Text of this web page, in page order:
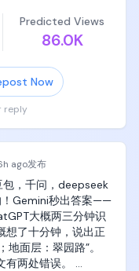
间。
头。
会有品牌或者中介
去哪里接单。
逐渐有了一些案例，
询单。
你发一份 brief。
，「确实挺奇怪」，
很快下场。他明
搭配其他模型
误触发。账号随后
发，暂时哪也不
称 GPT-5.6 Sol 几乎
harness。为了庆祝
接重置了 ChatGPT
使用额度。
Predicted Views
86.0K
Now
reply
ago发布
包，千问，deepseek
Gemini秒出答案——
大概两三分钟识
想了十分钟，说出正
面层：翠园路”。
两处错误。